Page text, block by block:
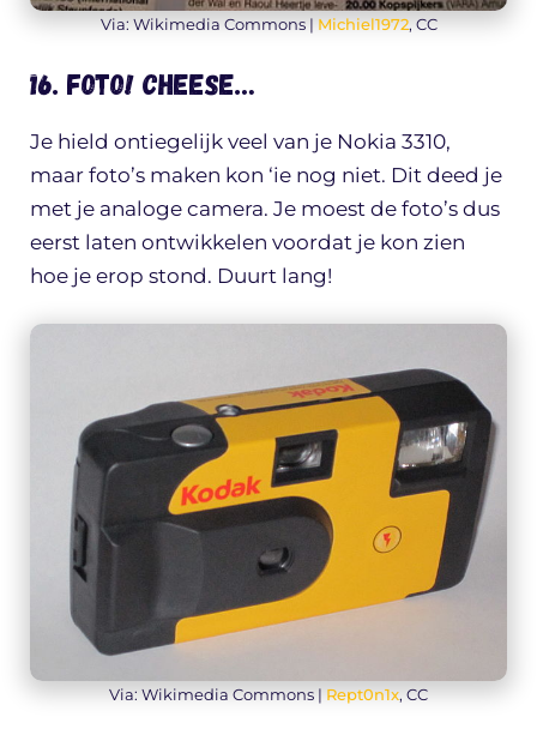
Via: Wikimedia Commons | Michiel1972, CC
16. Foto! Cheese…
Je hield ontiegelijk veel van je Nokia 3310,
maar foto’s maken kon ‘ie nog niet. Dit deed je
met je analoge camera. Je moest de foto’s dus
eerst laten ontwikkelen voordat je kon zien
hoe je erop stond. Duurt lang!
Via: Wikimedia Commons | Rept0n1x, CC